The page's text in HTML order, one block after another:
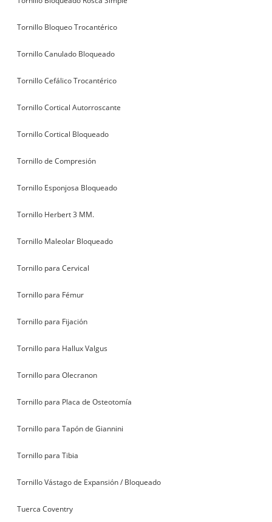
Tornillo Bloqueo Trocantérico
Tornillo Canulado Bloqueado
Tornillo Cefálico Trocantérico
Tornillo Cortical Autorroscante
Tornillo Cortical Bloqueado
Tornillo de Compresión
Tornillo Esponjosa Bloqueado
Tornillo Herbert 3 MM.
Tornillo Maleolar Bloqueado
Tornillo para Cervical
Tornillo para Fémur
Tornillo para Fijación
Tornillo para Hallux Valgus
Tornillo para Olecranon
Tornillo para Placa de Osteotomía
Tornillo para Tapón de Giannini
Tornillo para Tibia
Tornillo Vástago de Expansión / Bloqueado
Tuerca Coventry